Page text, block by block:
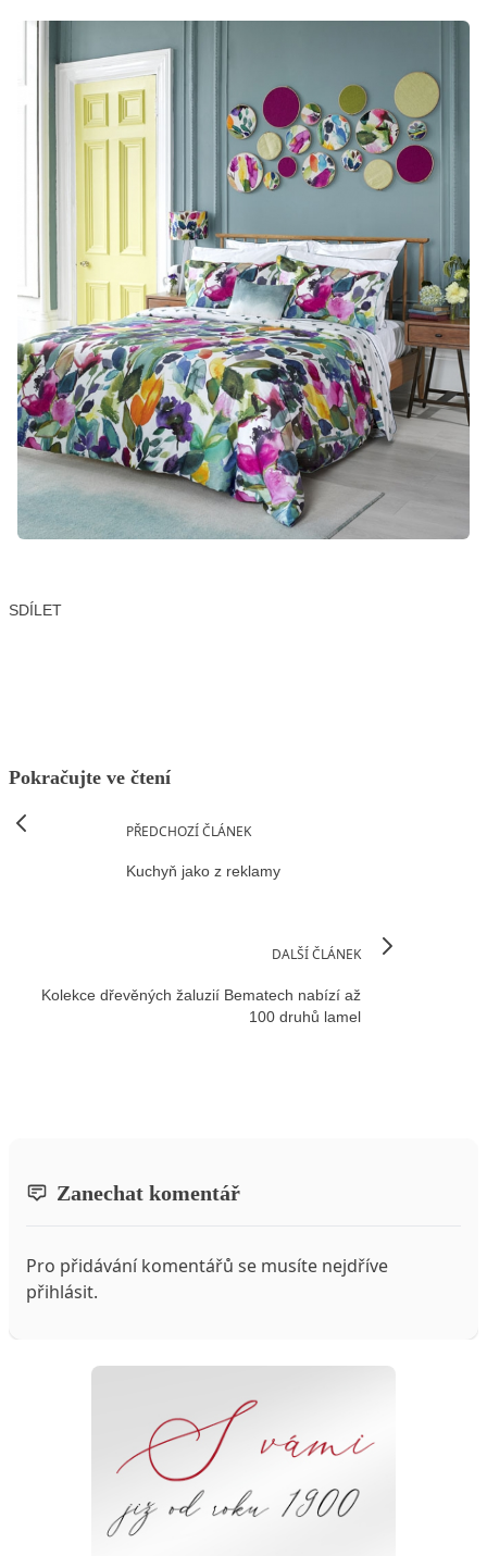
SDÍLET
Pokračujte ve čtení
PŘEDCHOZÍ ČLÁNEK
Kuchyň jako z reklamy
DALŠÍ ČLÁNEK
Kolekce dřevěných žaluzií Bematech nabízí až
100 druhů lamel
Zanechat komentář
Pro přidávání komentářů se musíte nejdříve
přihlásit.